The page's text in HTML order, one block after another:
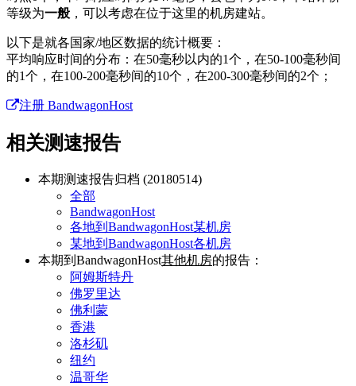
等级为一般 ，可以考虑在位于这里的机房建站。
以下是就各国家/地区数据的统计概要：
平均响应时间的分布：在50毫秒以内的1个，在50-100毫秒间
的1个，在100-200毫秒间的10个，在200-300毫秒间的2个；
注册 BandwagonHost
相关测速报告
本期测速报告归档 (20180514)
全部
BandwagonHost
各地到BandwagonHost某机房
某地到BandwagonHost各机房
本期到BandwagonHost其他机房的报告：
阿姆斯特丹
佛罗里达
佛利蒙
香港
洛杉矶
纽约
温哥华